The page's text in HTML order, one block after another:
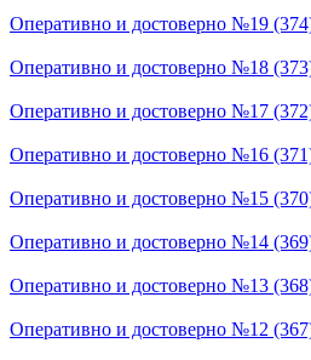
Оперативно и достоверно №19
Оперативно и достоверно №18
Оперативно и достоверно №17
Оперативно и достоверно №16
Оперативно и достоверно №15
Оперативно и достоверно №14
Оперативно и достоверно №13
Оперативно и достоверно №12